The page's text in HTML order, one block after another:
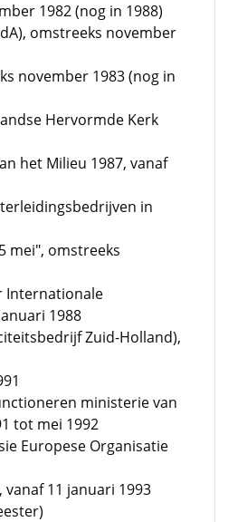
1982 (nog in 1988)
omstreeks november
november 1983 (nog in
Hervormde Kerk
het Milieu 1987, vanaf
in
mei", omstreeks
Internationale
1988
Zuid-Holland),
ministerie van
tot mei 1992
Europese Organisatie
11 januari 1993